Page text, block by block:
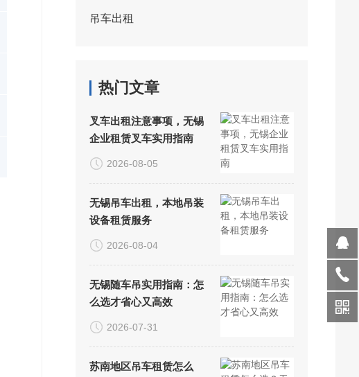
吊车出租
热门文章
叉车出租注意事项，无锡
企业租赁叉车实用指南
2026-08-05
无锡吊车出租，本地吊装
设备租赁服务
2026-08-04
无锡随车吊实用指南：怎
么选才省心又高效
2026-07-31
苏南地区吊车租赁怎么